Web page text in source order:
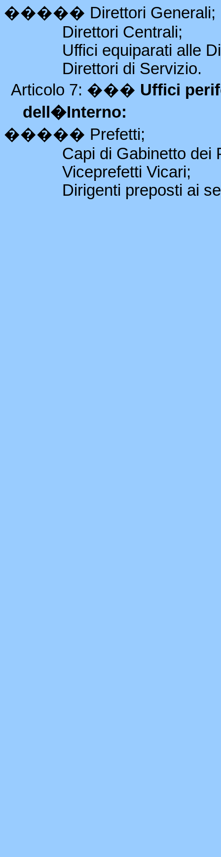
����� Direttori Generali;
Direttori Centrali;
Uffici equiparati alle
Direttori di Servizio.
Articolo 7: ��� Uffici
dell�Interno:
����� Prefetti;
Capi di Gabinetto dei
Viceprefetti Vicari;
Dirigenti preposti ai